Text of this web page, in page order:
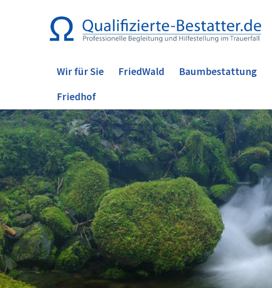
Wir für Sie FriedWald Baumbestattung
Friedhof